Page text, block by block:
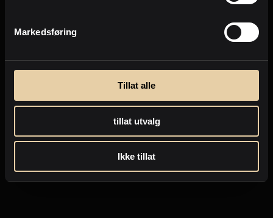
Markedsføring
Tillat alle
tillat utvalg
Ikke tillat